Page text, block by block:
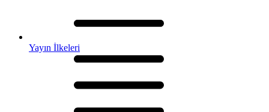
Yayın İlkeleri